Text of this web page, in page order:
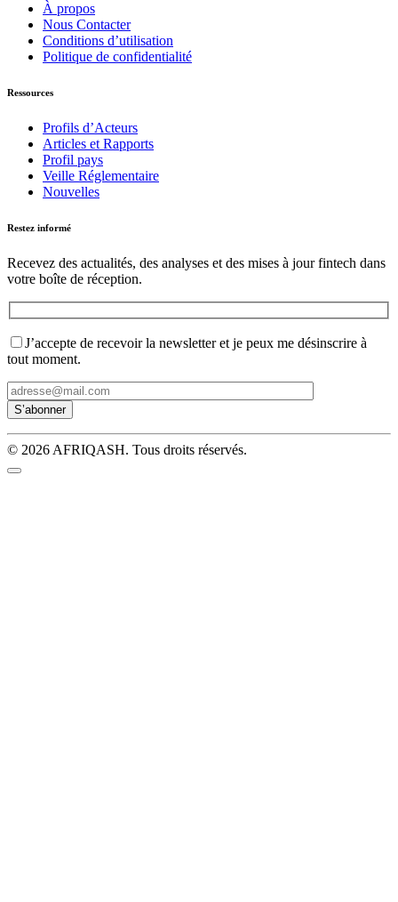
À propos
Nous Contacter
Conditions d’utilisation
Politique de confidentialité
Ressources
Profils d’Acteurs
Articles et Rapports
Profil pays
Veille Réglementaire
Nouvelles
Restez informé
Recevez des actualités, des analyses et des mises à jour fintech dans
votre boîte de réception.
J’accepte de recevoir la newsletter et je peux me désinscrire à
tout moment.
© 2026 AFRIQASH. Tous droits réservés.